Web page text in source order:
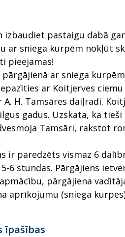
izbaudiet pastaigu dabā
ar sniega kurpēm nokļūt
pieejamas!
pārgājienā ar sniega
ar Koitjerves
H. Tamsāres daiļradi.
gadus. Uzskata, ka
Tamsāri, rakstot
ir paredzēts vismaz 6
6 stundas. Pārgājiens
pārgājiena
aprīkojumu (sniega
īpašības